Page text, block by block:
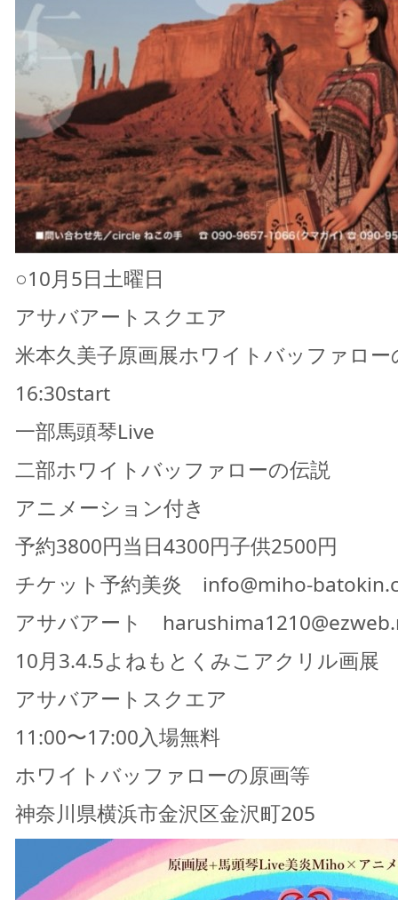
○10月5日土曜日
アサバアートスクエア
米本久美子原画展ホワイトバッファロー
16:30start
一部馬頭琴Live
二部ホワイトバッファローの伝説
アニメーション付き
予約3800円当日4300円子供2500円
チケット予約美炎 info@miho-
アサバアート
10月3.4.5よねもとくみこアクリル画展
アサバアートスクエア
11:00〜17:00入場無料
ホワイトバッファローの原画等
神奈川県横浜市金沢区金沢町205